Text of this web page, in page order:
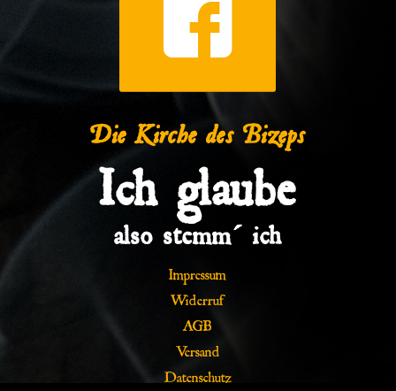
Die Kirche des Bizeps
Ich glaube
also stemm´ ich
Impressum
Widerruf
AGB
Versand
Datenschutz